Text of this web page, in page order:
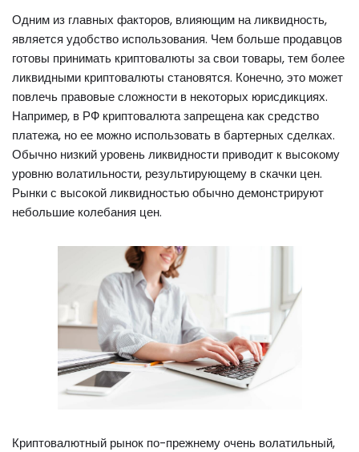
Одним из главных факторов, влияющим на ликвидность,
является удобство использования. Чем больше продавцов
готовы принимать криптовалюты за свои товары, тем более
ликвидными криптовалюты становятся. Конечно, это может
повлечь правовые сложности в некоторых юрисдикциях.
Например, в РФ криптовалюта запрещена как средство
платежа, но ее можно использовать в бартерных сделках.
Обычно низкий уровень ликвидности приводит к высокому
уровню волатильности, результирующему в скачки цен.
Рынки с высокой ликвидностью обычно демонстрируют
небольшие колебания цен.
Криптовалютный рынок по-прежнему очень волатильный,